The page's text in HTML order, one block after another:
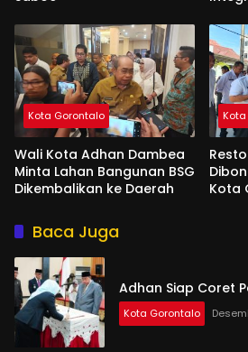
Kota Gorontalo
Wali Kota Adhan Dambea
Minta Lahan Bangunan BSG
Dikembalikan ke Daerah
Kota
Baca Juga
Adhan Siap Coret
Kota Gorontalo